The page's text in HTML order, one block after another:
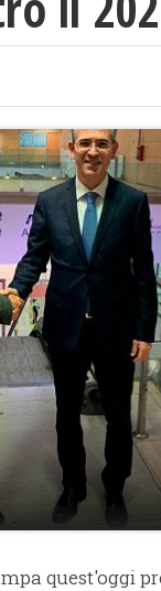
quest'oggi